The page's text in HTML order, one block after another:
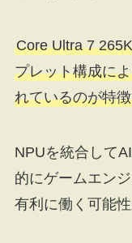
Core Ultra 7
プレット構成に
れているのが特
NPUを統合して
的にゲームエン
有利に働く可能性